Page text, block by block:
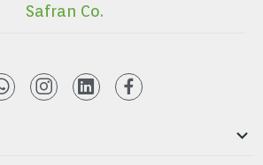
Safran Co.
